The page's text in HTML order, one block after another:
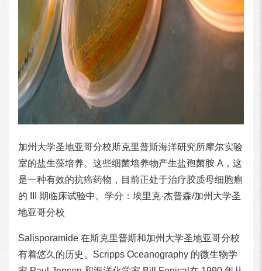
加州大学圣地亚哥分校斯克里普斯海洋研究所摩尔实验
室的盐生藻培养。这些细菌培养物产生盐孢菌胺 A，这
是一种有效的抗癌药物，目前正处于治疗胶质母细胞瘤
的 III 期临床试验中。学分：埃里克·杰普森/加州大学圣
地亚哥分校
Salisporamide 在斯克里普斯和加州大学圣地亚哥分校
有着悠久的历史。Scripps Oceanography 的微生物学